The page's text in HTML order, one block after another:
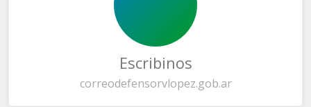
Escribinos
correodefensorvlopez.gob.ar